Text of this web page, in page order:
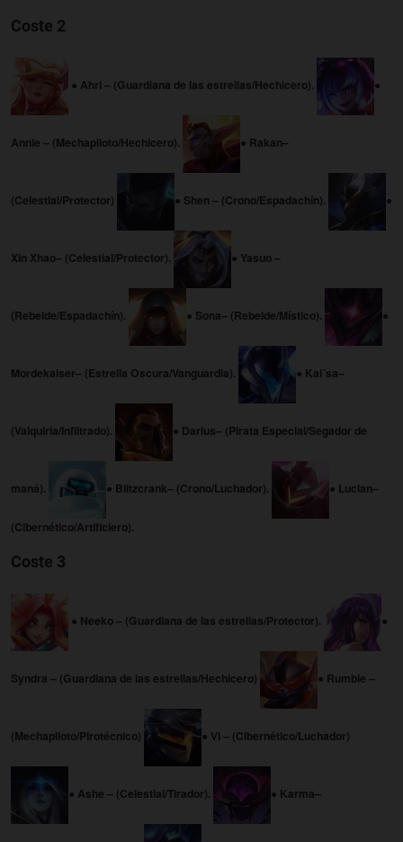
Coste 2
● Ahri – (Guardiana de las estrellas/Hechicero). ●
Annie – (Mechapiloto/Hechicero). ● Rakan–
(Celestial/Protector) ● Shen – (Crono/Espadachín). ●
Xin Xhao– (Celestial/Protector). ● Yasuo –
(Rebelde/Espadachín). ● Sona– (Rebelde/Místico). ●
Mordekaiser– (Estrella Oscura/Vanguardia). ● Kai´sa–
(Valquiria/Infiltrado). ● Darius– (Pirata Especial/Segador de
maná). ● Blitzcrank– (Crono/Luchador). ● Lucian–
(Cibernético/Artificiero).
Coste 3
● Neeko – (Guardiana de las estrellas/Protector). ●
Syndra – (Guardiana de las estrellas/Hechicero) ● Rumble –
(Mechapiloto/Pirotécnico) ● Vi – (Cibernético/Luchador)
● Ashe – (Celestial/Tirador). ● Karma–